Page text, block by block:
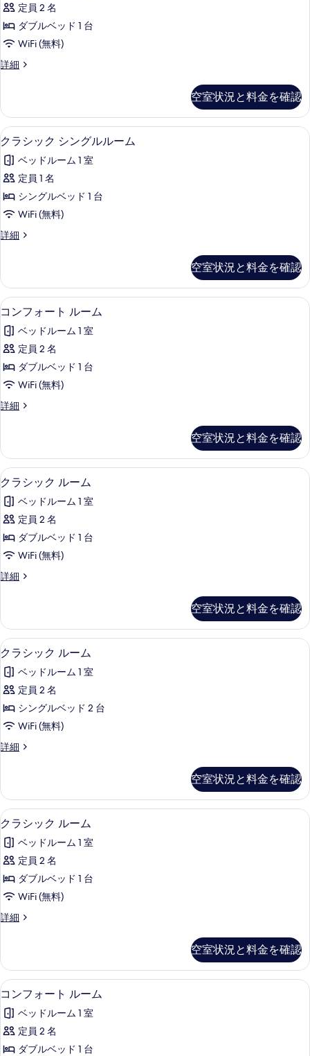
す
べ
て
の
を
表
示
す
る
ウ
の
詳
ッ
ク
ー
の
す
べ
て
の
写
真
を
す
る
定員 2 名
ダブルベッド 1 台
WiFi (無料)
詳細
ク
ク
ル
ー
の
詳
空室状況と料金を確認
ク
ラ
シ
ッ
ク
ン
ル
ル
ー
ム
の
す
べ
て
真
を
表
示
す
る
クラシック シングルルーム | WiFi (無
4
クラシック シングルルーム
ベッドルーム 1 室
定員 1 名
シングルベッド 1 台
WiFi (無料)
詳細
ク
ク
シ
ン
ル
ル
ム
の
細
空室状況と料金を確認
コ
ン
フ
ォ
ー
ル
ム
の
す
べ
て
の
写
真
示
す
る
1
コンフォート ルーム
ベッドルーム 1 室
定員 2 名
ダブルベッド 1 台
WiFi (無料)
詳細
コ
ー
ト
ル
ム
の
細
空室状況と料金を確認
ク
ラ
シ
ッ
ク
ー
の
す
べ
て
の
写
真
を
す
る
1
クラシック ルーム
ベッドルーム 1 室
定員 2 名
ダブルベッド 1 台
WiFi (無料)
詳細
ク
ク
ル
ー
の
詳
空室状況と料金を確認
ク
ラ
シ
ッ
ク
ー
の
す
べ
て
の
写
真
を
す
る
2
クラシック ルーム
ベッドルーム 1 室
定員 2 名
シングルベッド 2 台
WiFi (無料)
詳細
ク
ク
ル
ー
の
詳
空室状況と料金を確認
ク
ラ
シ
ッ
ク
ー
の
す
べ
て
の
写
1
クラシック ルーム
ベッドルーム 1 室
定員 2 名
ダブルベッド 1 台
WiFi (無料)
詳細
ク
ク
ル
ー
の
詳
空室状況と料金を確認
コ
ン
フ
ォ
1
コンフォート ルーム
ベッドルーム 1 室
定員 2 名
ダブルベッド 1 台